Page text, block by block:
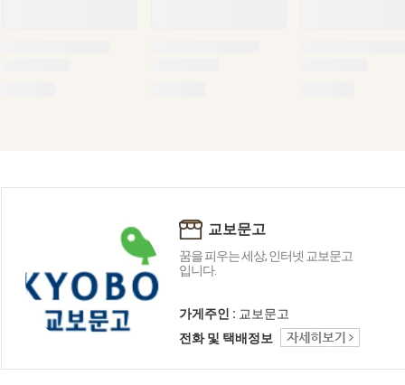
교보문고
꿈을 피우는 세상, 인터넷 교보문고
입니다.
가게주인 : 교보문고
전화 및 택배정보